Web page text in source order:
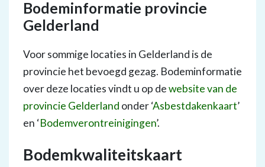
Bodeminformatie provincie
Gelderland
Voor sommige locaties in Gelderland is de
provincie het bevoegd gezag. Bodeminformatie
over deze locaties vindt u op dewebsite van de
provincie Gelderland onder ‘Asbestdakenkaart’
en ‘Bodemverontreinigingen’.
Bodemkwaliteitskaart